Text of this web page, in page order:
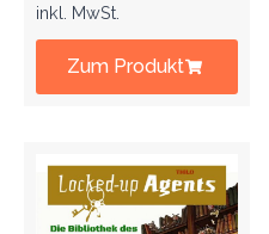
inkl. MwSt.
Zum Produkt